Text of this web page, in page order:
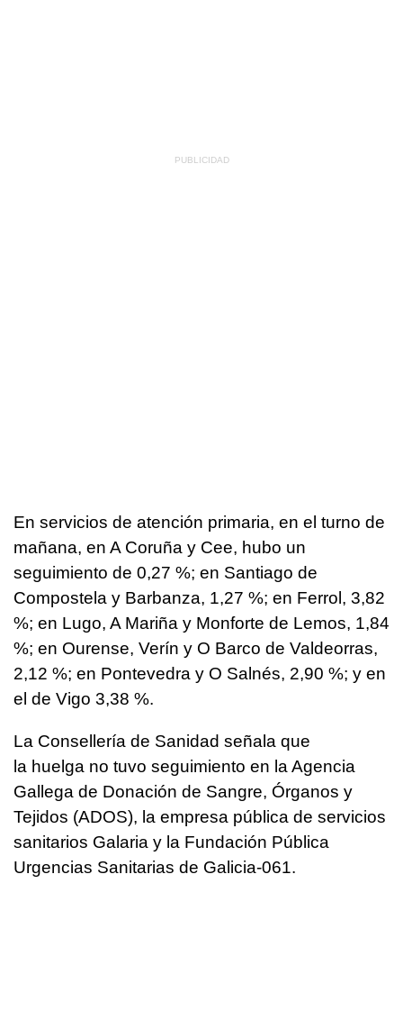
En servicios de atención primaria, en el turno de
mañana, en A Coruña y Cee, hubo un
seguimiento de 0,27 %; en Santiago de
Compostela y Barbanza, 1,27 %; en Ferrol, 3,82
%; en Lugo, A Mariña y Monforte de Lemos, 1,84
%; en Ourense, Verín y O Barco de Valdeorras,
2,12 %; en Pontevedra y O Salnés, 2,90 %; y en
el de Vigo 3,38 %.
La Consellería de Sanidad señala que
la huelga no tuvo seguimiento en la Agencia
Gallega de Donación de Sangre, Órganos y
Tejidos (ADOS), la empresa pública de servicios
sanitarios Galaria y la Fundación Pública
Urgencias Sanitarias de Galicia-061.